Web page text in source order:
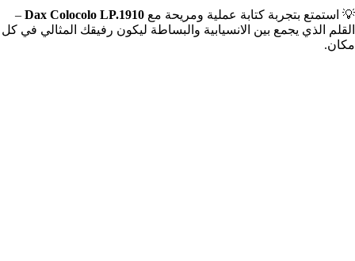
💡 استمتع بتجربة كتابة عملية ومريحة مع Dax Colocolo LP.1910
–
القلم الذي يجمع بين الانسيابية والبساطة ليكون رفيقك المثالي في كل
مكان.